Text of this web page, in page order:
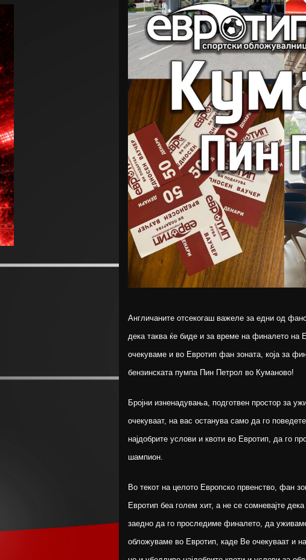
Англичаните отсекогаш важеле за едни од
дека таква ќе биде и за време на финалето на
очекуваме и во Евротип фан зоната, која за
бензинската пумпа Пин Петрол во Куманово!
Бројни изненадувања, подготвен простор за
очекуваат, на вас останува само да го
најдобрите услови и квоти во Евротип, да го
шампион.
Во текот на целото Европско првенство, фан
Евротип беа голем хит, а не се сомневајте
заедно да го проследиме финалето, да
обложуваме во Евротип, каде Ве очекуваат и